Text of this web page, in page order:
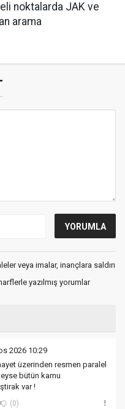
noktalarda JAK ve
arama
veya imalar, inançlara saldırı
yazılmış yorumlar
2026 10:29
üzerinden resmen paralel
bütün kamu
var !
(0)